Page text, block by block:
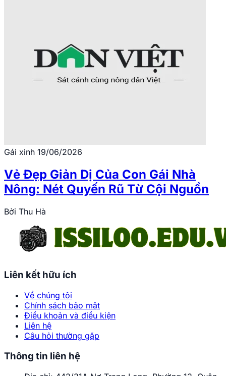
Gái xinh 19/06/2026
Vẻ Đẹp Giản Dị Của Con Gái Nhà
Nông: Nét Quyến Rũ Từ Cội Nguồn
Bởi Thu Hà
Liên kết hữu ích
Về chúng tôi
Chính sách bảo mật
Điều khoản và điều kiện
Liên hệ
Câu hỏi thường gặp
Thông tin liên hệ